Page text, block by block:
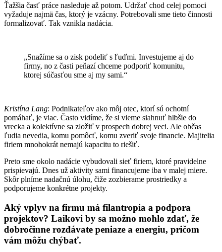
Ťažšia časť práce nasleduje až potom. Udržať chod celej pomoci
vyžaduje najmä čas, ktorý je vzácny. Potrebovali sme tieto činnosti
formalizovať. Tak vznikla nadácia.
„Snažíme sa o zisk podeliť s ľuďmi. Investujeme aj do
firmy, no z časti peňazí chceme podporiť komunitu,
ktorej súčasťou sme aj my sami.“
Kristína Lang: Podnikateľov ako môj otec, ktorí sú ochotní
pomáhať, je viac. Často vidíme, že si vieme siahnuť hlbšie do
vrecka a kolektívne sa zložiť v prospech dobrej veci. Ale občas
ľudia nevedia, komu pomôcť, komu zveriť svoje financie. Majitelia
firiem mnohokrát nemajú kapacitu to riešiť.
Preto sme okolo nadácie vybudovali sieť firiem, ktoré pravidelne
prispievajú. Dnes už aktivity sami financujeme iba v malej miere.
Skôr plníme nadačnú úlohu, čiže zozbierame prostriedky a
podporujeme konkrétne projekty.
Aký vplyv na firmu má filantropia a podpora
projektov? Laikovi by sa možno mohlo zdať, že
dobročinne rozdávate peniaze a energiu, pričom
vám môžu chýbať.